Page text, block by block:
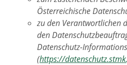
Österreichische
zu den Verantwortlichen
den
Datenschutz-
(https://